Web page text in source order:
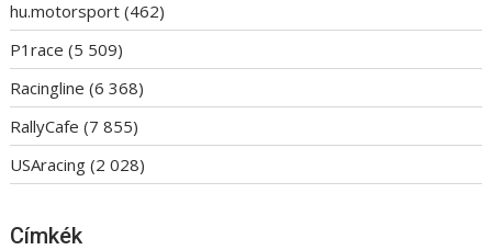
hu.motorsport (462)
P1race (5 509)
Racingline (6 368)
RallyCafe (7 855)
USAracing (2 028)
Címkék